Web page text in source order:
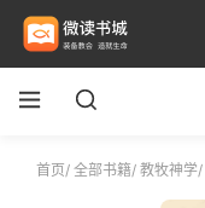
首页/ 全部书籍/ 教牧神学/